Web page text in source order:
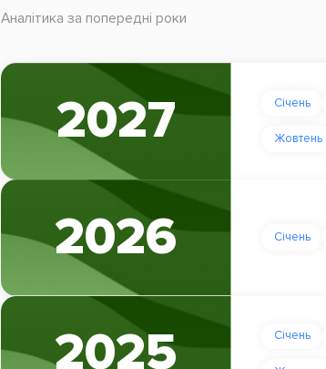
Аналітика за попередні роки
2027 Січень
Жовтень
2026 Січень
2025 Січень